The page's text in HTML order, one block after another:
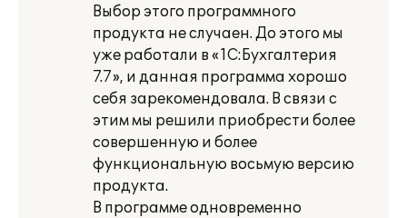
Выбор этого программного
продукта не случаен. До этого мы
уже работали в «1С:Бухгалтерия
7.7», и данная программа хорошо
себя зарекомендовала. В связи с
этим мы решили приобрести более
совершенную и более
функциональную восьмую версию
продукта.
В программе одновременно